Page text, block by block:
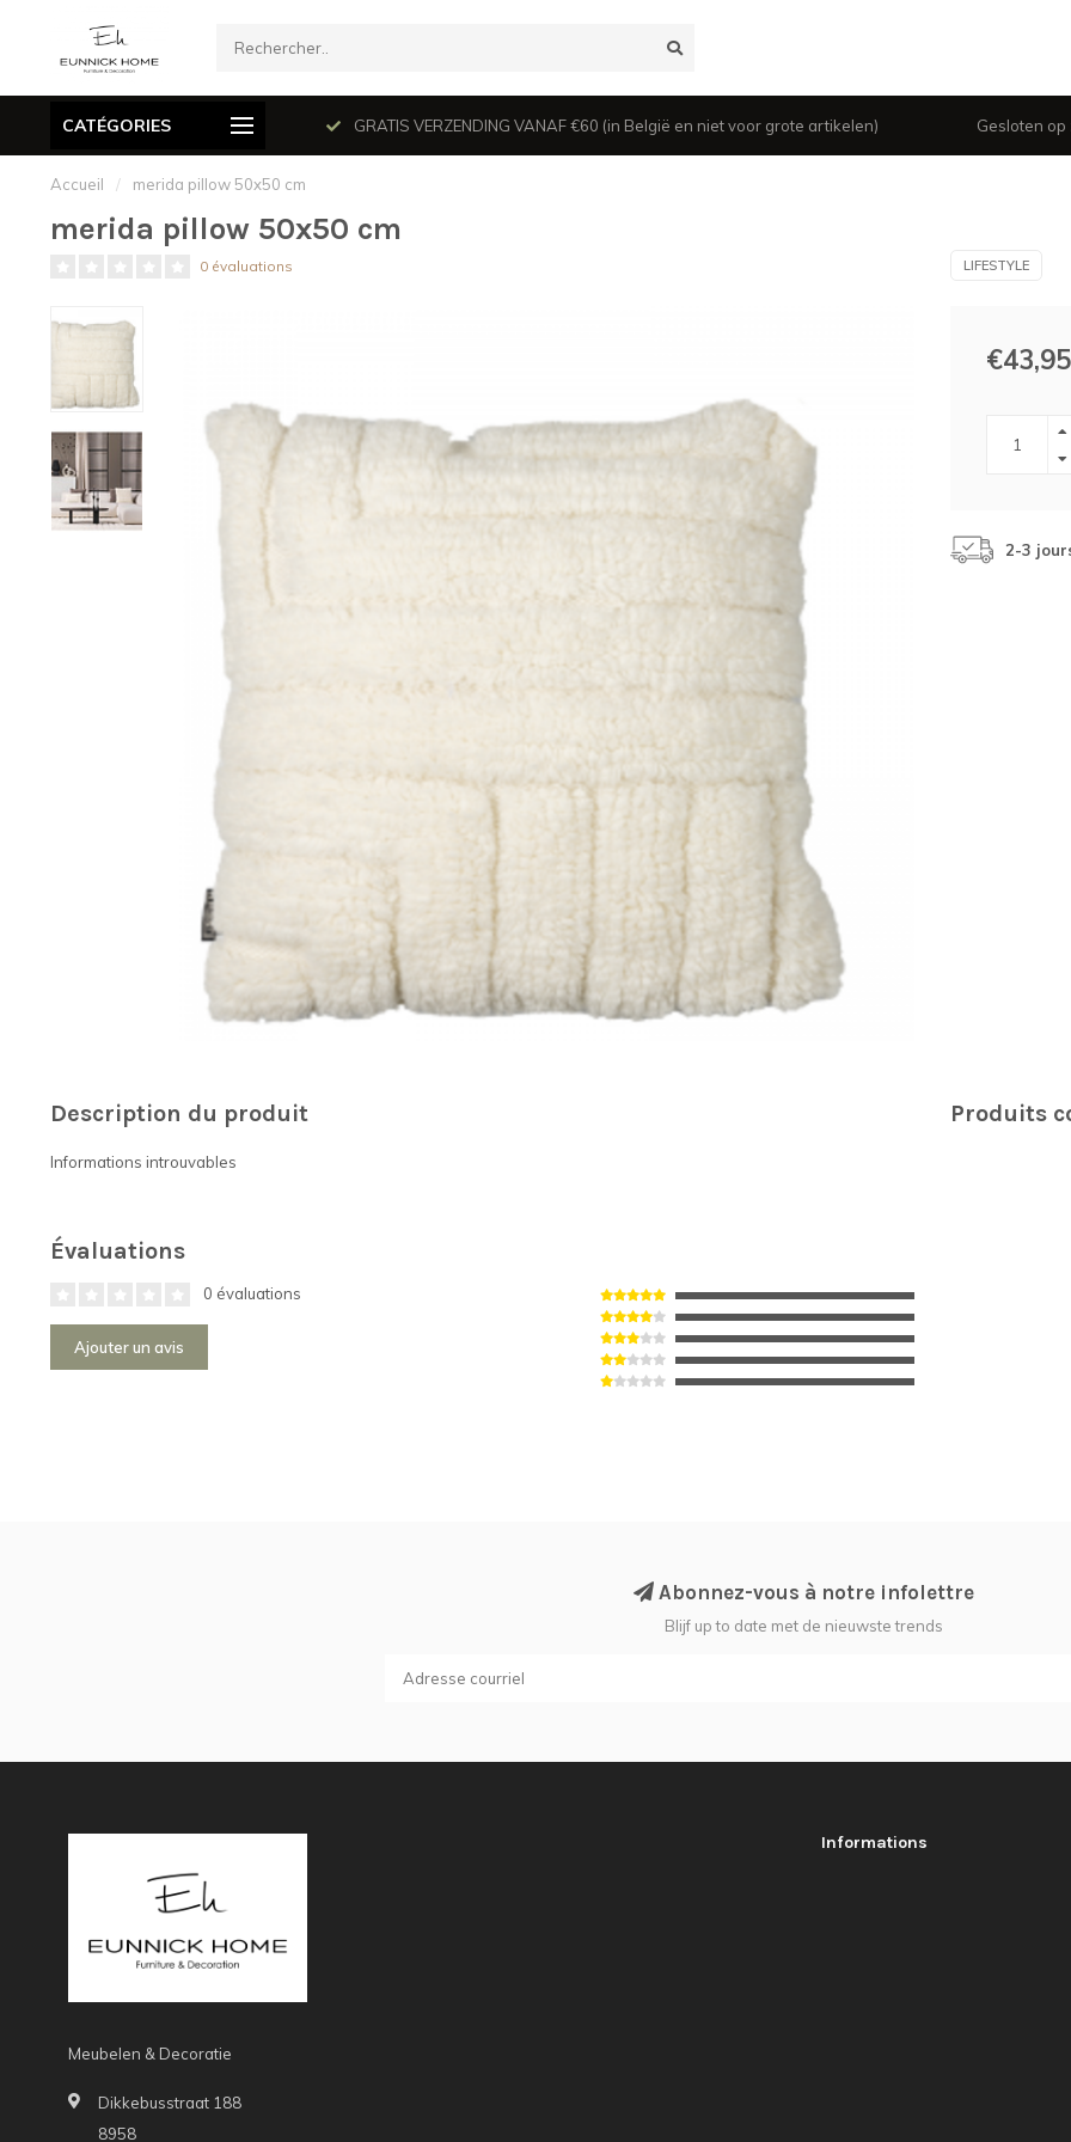
CATÉGORIES
le dimanche en juillet et août. GRATIS VERZENDING VANAF €60 (in België en niet voor grote artikelen) Gesloten op
Accueil / merida pillow 50x50 cm
merida pillow 50x50 cm
0 évaluations LIFESTYLE
€43,95
2-3
Description du produit
Informations introuvables
Évaluations
0 évaluations
Ajouter un avis
Produits
Abonnez-vous à notre infolettre
Blijf up to date met de nieuwste trends
Meubelen & Decoratie
Dikkebusstraat 188
8958
Informations